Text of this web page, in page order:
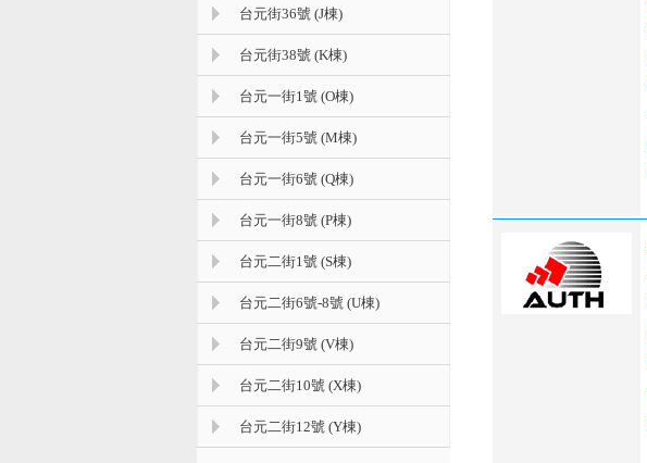
台元街36號 (J棟)
台元街38號 (K棟)
台元一街1號 (O棟)
台元一街5號 (M棟)
台元一街6號 (Q棟)
台元一街8號 (P棟)
台元二街1號 (S棟)
台元二街6號-8號 (U棟)
台元二街9號 (V棟)
台元二街10號 (X棟)
台元二街12號 (Y棟)